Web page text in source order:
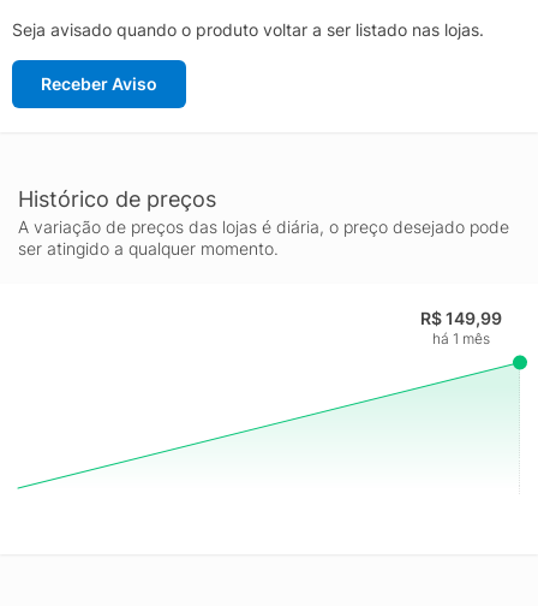
Seja avisado quando o produto voltar a ser listado nas lojas.
Receber Aviso
Histórico de preços
A variação de preços das lojas é diária, o preço desejado pode
ser atingido a qualquer momento.
R$ 149,99
há 1 mês